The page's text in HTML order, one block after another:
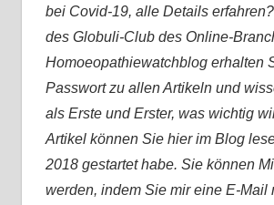
bei Covid-19, alle Details
des Globuli-Club des Online-
Homoeopathiewatchblog erhalten
Passwort zu allen Artikeln und
als Erste und Erster, was wichtig
Artikel können Sie hier im Blog
2018 gestartet habe. Sie können
werden, indem Sie mir eine E-Mail